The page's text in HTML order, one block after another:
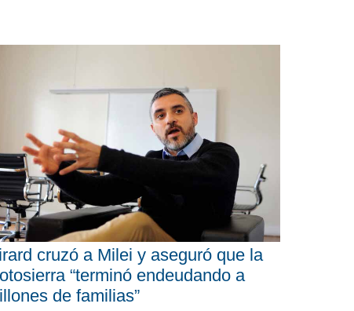
cruzó a Milei y aseguró que la
“terminó endeudando a
de familias”